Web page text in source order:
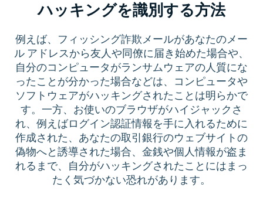
ハッキングを識別する方法
例えば、フィッシング詐欺メールがあなたのメー
ル アドレスから友人や同僚に届き始めた場合や、
自分のコンピュータがランサムウェアの人質にな
ったことが分かった場合などは、コンピュータや
ソフトウェアがハッキングされたことは明らかで
す。一方、お使いのブラウザがハイジャックさ
れ、例えばログイン認証情報を手に入れるために
作成された、あなたの取引銀行のウェブサイトの
偽物へと誘導された場合、金銭や個人情報が盗ま
れるまで、自分がハッキングされたことにはまっ
たく気づかない恐れがあります。